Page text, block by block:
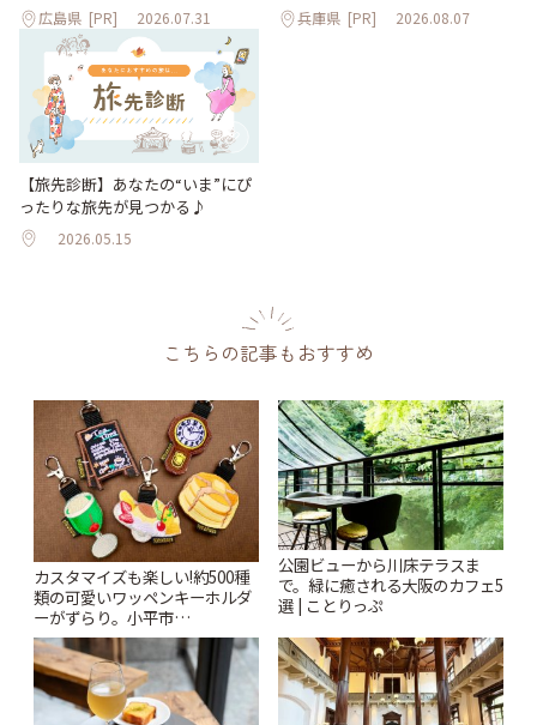
広島県 [PR] 2026.07.31 兵庫県 [PR] 2026.08.07
【旅先診断】あなたの“いま”にぴ
ったりな旅先が見つかる♪
2026.05.15
こちらの記事もおすすめ
カスタマイズも楽しい!約500種
類の可愛いワッペンキーホルダ
ーがずらり。小平市
「Kimamaya T&K」 | ことりっ
ぷ
公園ビューから川床テラスま
で。緑に癒される大阪のカフェ5
選 | ことりっぷ